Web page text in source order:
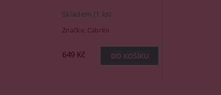
Skladem (1 ks)
Značka: Cabrito
649 Kč